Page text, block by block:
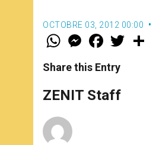
OCTOBRE 03, 2012 00:00
W
t
s
p
p
M
e
s
e
g
e
F
a
e
b
o
k
w
Share this Entry
ZENIT Staff